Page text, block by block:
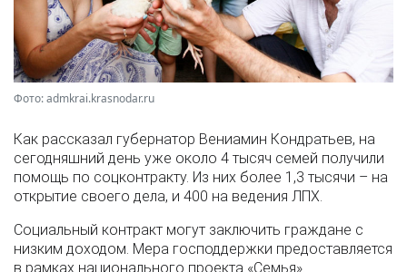
Фото: admkrai.krasnodar.ru
Как рассказал губернатор Вениамин Кондратьев, на
сегодняшний день уже около 4 тысяч семей получили
помощь по соцконтракту. Из них более 1,3 тысячи – на
открытие своего дела, и 400 на ведения ЛПХ.
Социальный контракт могут заключить граждане с
низким доходом. Мера господдержки предоставляется
в рамках национального проекта «Семья».